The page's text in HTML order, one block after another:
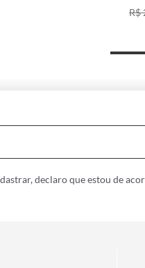
R$
declaro que estou de